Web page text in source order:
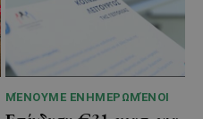
ΜΈΝΟΥΜΕ ΕΝΗΜΕΡΩΜΈΝΟΙ